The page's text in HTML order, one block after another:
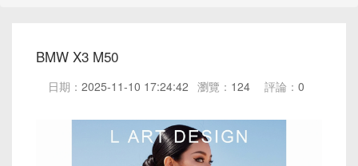
BMW X3 M50
日期： 2025-11-10 17:24:42 瀏覽： 124 評論： 0